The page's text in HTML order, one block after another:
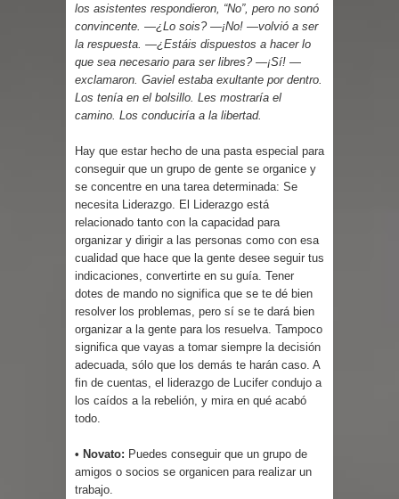
los asistentes respondieron, “No”, pero no sonó
convincente. —¿Lo sois? —¡No! —volvió a ser
la respuesta. —¿Estáis dispuestos a hacer lo
que sea necesario para ser libres? —¡Sí! —
exclamaron. Gaviel estaba exultante por dentro.
Los tenía en el bolsillo. Les mostraría el
camino. Los conduciría a la libertad.
Hay que estar hecho de una pasta especial para
conseguir que un grupo de gente se organice y
se concentre en una tarea determinada: Se
necesita Liderazgo. El Liderazgo está
relacionado tanto con la capacidad para
organizar y dirigir a las personas como con esa
cualidad que hace que la gente desee seguir tus
indicaciones, convertirte en su guía. Tener
dotes de mando no significa que se te dé bien
resolver los problemas, pero sí se te dará bien
organizar a la gente para los resuelva. Tampoco
significa que vayas a tomar siempre la decisión
adecuada, sólo que los demás te harán caso. A
fin de cuentas, el liderazgo de Lucifer condujo a
los caídos a la rebelión, y mira en qué acabó
todo.
• Novato: Puedes conseguir que un grupo de
amigos o socios se organicen para realizar un
trabajo.